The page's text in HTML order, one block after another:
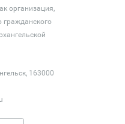
организация,
163000